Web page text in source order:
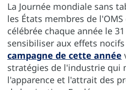
La Journée mondiale sans
les États membres de
célébrée chaque année le
sensibiliser aux effets
campagne de cette année
stratégies de l'industrie qui
l'apparence et l'attrait des